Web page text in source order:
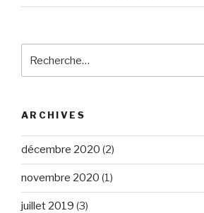
pour
ARCHIVES
décembre 2020 (2)
novembre 2020 (1)
juillet 2019 (3)